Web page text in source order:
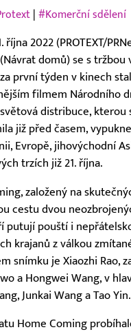
|#Komerční sdělení
října 2022 (PROTEXT/
domů) se s tržbou
první týden v kinech
filmem Národního
distribuce, kterou
již před časem,
Evropě, jihovýchodní
trzích již 21. října.
založený na
cestu dvou
putují pouští i
krajanů z válkou
snímku je Xiaozhi Rao,
a Hongwei Wang, v
Junkai Wang a Tao Yin.
Home Coming